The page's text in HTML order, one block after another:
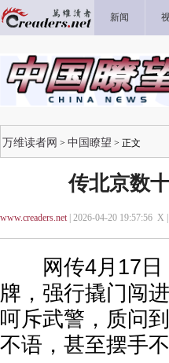
新闻
万维读者网 > 中国瞭望 > 正文
传北京数
www.creaders.net| 2026-04-20 19:57:56 X |
网传4月17日
牌，强行撬门闯
呵斥武警，质问
不语，甚至摆手